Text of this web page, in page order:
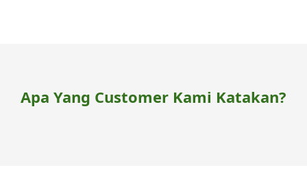
Apa Yang Customer Kami Katakan?